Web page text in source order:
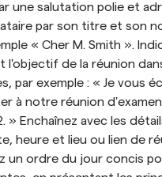
une salutation polie et
par son titre et son
« Cher M. Smith ».
l'objectif de la réunion
par exemple : « Je vous
à notre réunion d'examen
» Enchaînez avec les
heure et lieu ou lien de
un ordre du jour concis